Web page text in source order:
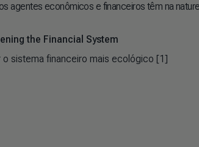
agentes econômicos e financeiros têm na
the Financial System
o sistema financeiro mais ecológico [1]